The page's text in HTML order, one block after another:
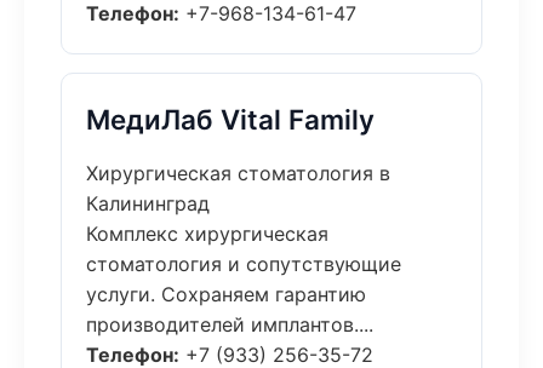
Телефон: +7-968-134-61-47
МедиЛаб Vital Family
Хирургическая стоматология в
Калининград
Комплекс хирургическая
стоматология и сопутствующие
услуги. Сохраняем гарантию
производителей имплантов....
Телефон: +7 (933) 256-35-72